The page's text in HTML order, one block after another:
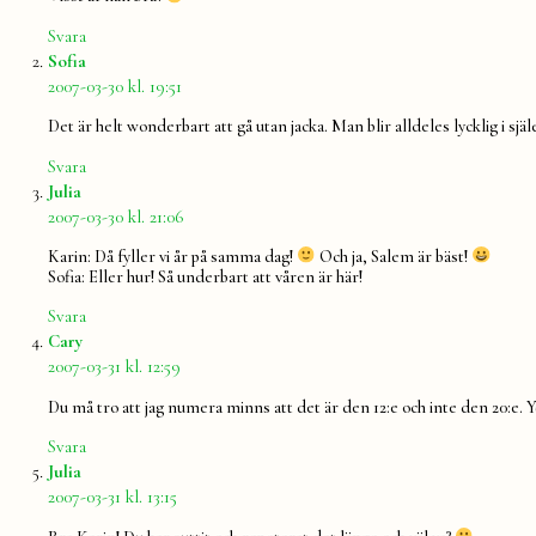
Svara
Sofia
2007-03-30 kl. 19:51
Det är helt wonderbart att gå utan jacka. Man blir alldeles lycklig i
Svara
Julia
2007-03-30 kl. 21:06
Karin: Då fyller vi år på samma dag!
Och ja, Salem är bäst!
Sofia: Eller hur! Så underbart att våren är här!
Svara
Carysäger:
2007-03-31 kl. 12:59
Du må tro att jag numera minns att det är den 12:e och inte den 20:e.
Svara
Julia
2007-03-31 kl. 13:15